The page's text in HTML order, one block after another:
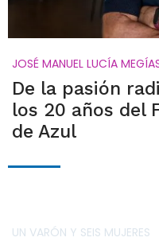
JOSÉ MANUEL LUCÍA
De la pasión
los 20 años del
de Azul
UN VARÓN Y SEIS MUJERES